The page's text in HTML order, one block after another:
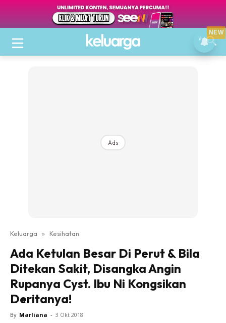
Ads
Keluarga » Kesihatan
Ada Ketulan Besar Di Perut & Bila
Ditekan Sakit, Disangka Angin
Rupanya Cyst. Ibu Ni Kongsikan
Deritanya!
By Marliana - 3 Okt 2018
NEW